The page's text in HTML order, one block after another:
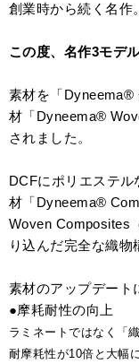
創業時から続く名作。
この度、名作3モデ
素材を「Dyneema®
材「Dyneema®
されました。
DCFにポリエステ
材「Dyneema®
Woven Composites
り込んだ完全な織物
素材のアップデート
●摩耗耐性の向上
ラミネートではなく「
耐摩耗性が10倍と大幅